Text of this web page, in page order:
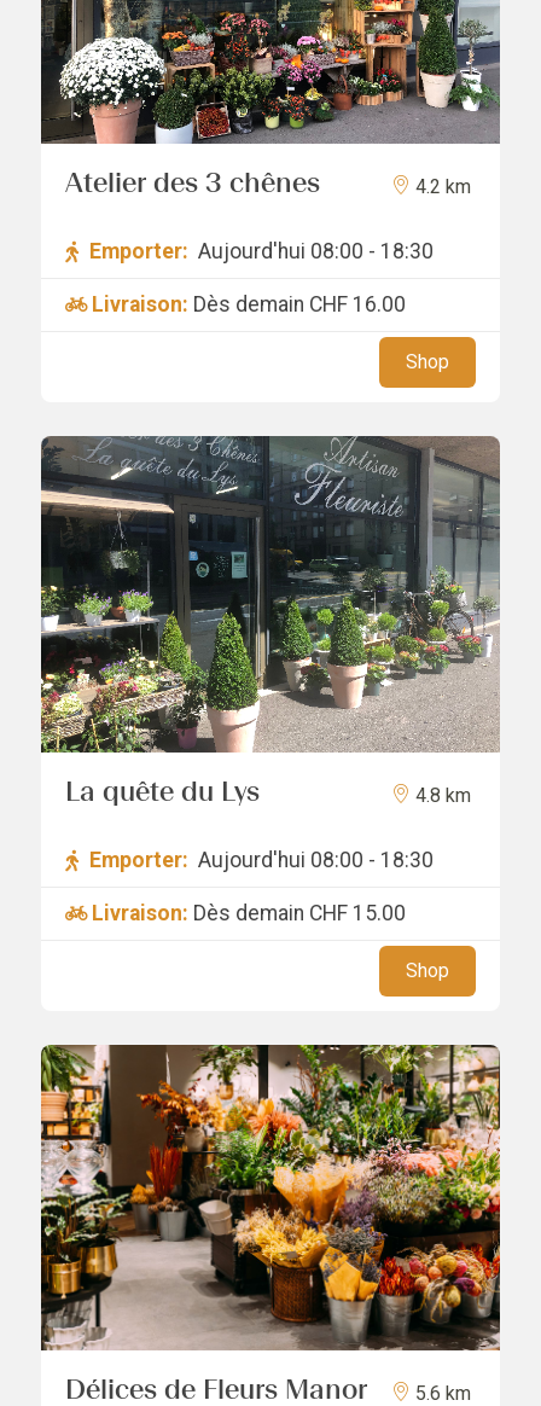
Atelier des 3 chênes 4.2 km
Emporter: Aujourd'hui 08:00 - 18:30
Livraison: Dès demain CHF 16.00
Shop
La quête du Lys 4.8 km
Emporter: Aujourd'hui 08:00 - 18:30
Livraison: Dès demain CHF 15.00
Shop
Délices de Fleurs Manor 5.6 km